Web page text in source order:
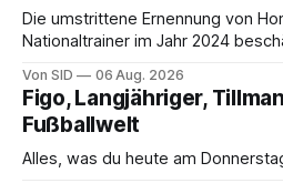
Die umstrittene Ernennung von
Nationaltrainer im Jahr 2024
Von SID 06 Aug. 2026
Figo, Langjähriger,
Fußballwelt
Alles, was du heute am